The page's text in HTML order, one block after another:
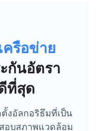
ครือข่าย
กันอัตรา
ที่สุด
งอัลกอริธึมที่เป็น
อบสภาพแวดล้อม